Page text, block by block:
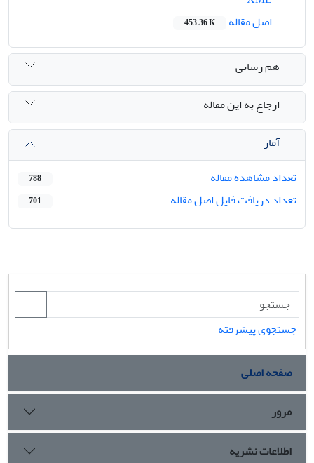
اصل مقاله
453.36 K
هم رسانی
ارجاع به این مقاله
آمار
تعداد مشاهده مقاله
788
تعداد دریافت فایل اصل مقاله 701
جستجوی پیشرفته
صفحه اصلی
مرور
اطلاعات نشریه